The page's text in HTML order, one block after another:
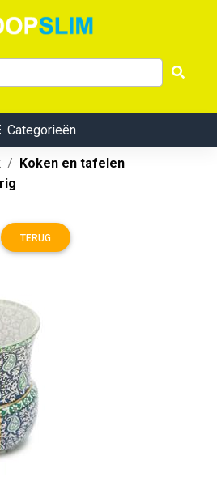
Categorieën
Koken en tafelen
TERUG